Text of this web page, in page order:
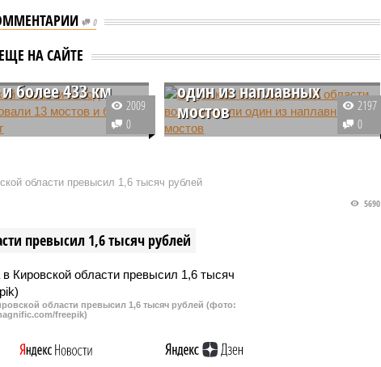
0
ЕЩЕ НА САЙТЕ
области за
13
более 433 км
транспорта
13 мостов и
2009
0
В Лузском МО Кировской
один из наплавных
мостов
В Лузском муниципальном округе
через реку Луза, которые
2197
0
области превысил 1,6 тысяч рублей
превысил 1,6 тысяч рублей
5690
области превысил 1,6 тысяч рублей (фото:
freepik)